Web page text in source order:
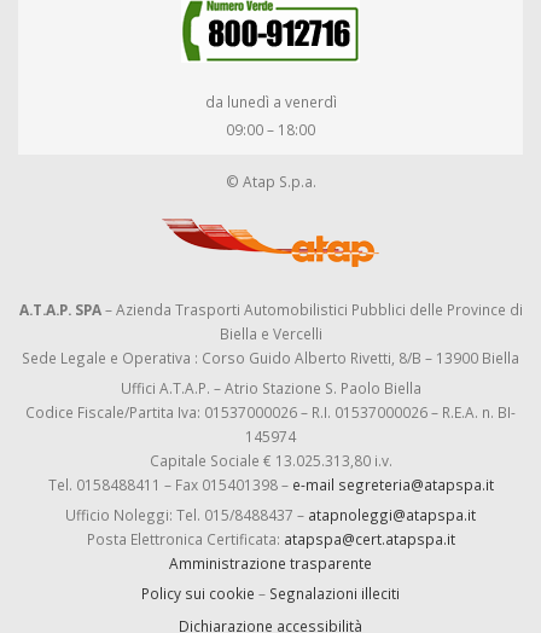
da lunedì a venerdì
09:00 – 18:00
© Atap S.p.a.
A.T.A.P. SPA– Azienda Trasporti Automobilistici Pubblici delle Province di
Biella e Vercelli
Sede Legale e Operativa : Corso Guido Alberto Rivetti, 8/B – 13900 Biella
Uffici A.T.A.P. – Atrio Stazione S. Paolo Biella
Codice Fiscale/Partita Iva: 01537000026 – R.I. 01537000026 – R.E.A. n. BI-
145974
Capitale Sociale € 13.025.313,80 i.v.
Tel. 0158488411 – Fax 015401398 – e-mail segreteria@atapspa.it
Ufficio Noleggi: Tel. 015/8488437 – atapnoleggi@atapspa.it
Posta Elettronica Certificata: atapspa@cert.atapspa.it
Amministrazione trasparente
Policy sui cookie – Segnalazioni illeciti
Dichiarazione accessibilità